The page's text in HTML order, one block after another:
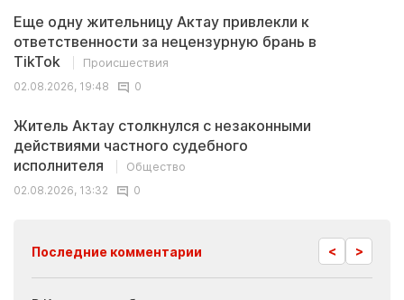
Еще одну жительницу Актау привлекли к
ответственности за нецензурную брань в
TikTok
Происшествия
02.08.2026, 19:48
0
Житель Актау столкнулся с незаконными
действиями частного судебного
исполнителя
Общество
02.08.2026, 13:32
0
Последние комментарии < >